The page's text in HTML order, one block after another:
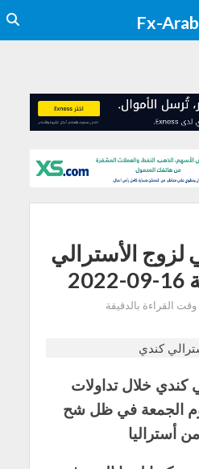
لزوج الأسترالي
كندي خلال تداولات
الجمعة في ظل شح
من أستراليا